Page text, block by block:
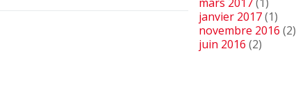
janvier 2017(1)
novembre 2016 (2)
juin 2016 (2)